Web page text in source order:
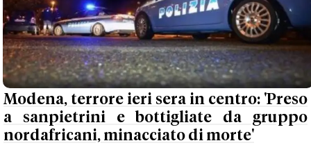
Modena, terrore ieri sera in centro: 'Preso
a sanpietrini e bottigliate da gruppo
nordafricani, minacciato di morte'